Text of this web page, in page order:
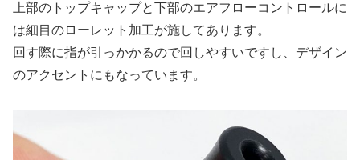
上部のトップキャップと下部のエアフローコントロールに
は細目のローレット加工が施してあります。
回す際に指が引っかかるので回しやすいですし、デザイン
のアクセントにもなっています。